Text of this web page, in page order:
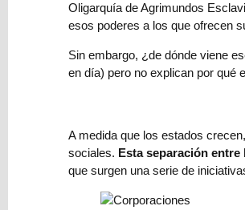
Lectores
Relato
He
Oligarquía de Agrimundos
esos poderes a los que ofrecen
Sin embargo, ¿de dónde viene
en día) pero no explican por qué
A medida que los estados
sociales. Esta separación
que surgen una serie de